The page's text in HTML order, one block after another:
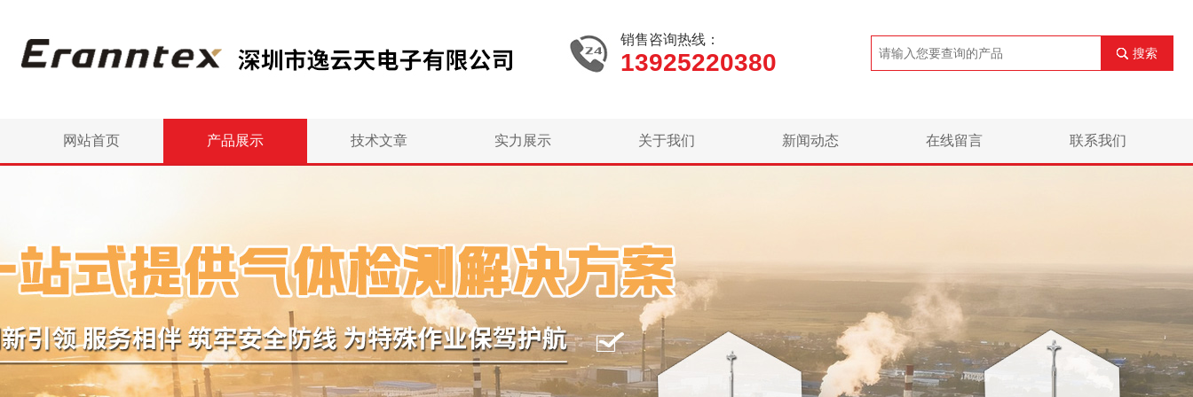
销售咨询热线：
13925220380 搜索
网站首页 产品展示 技术文章 实力展示 关于我们 新闻动态 在线留言 联系我们